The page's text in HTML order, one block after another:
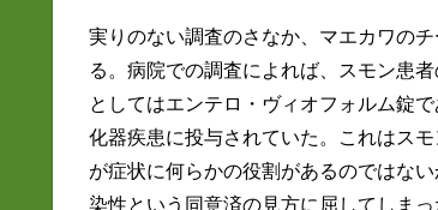
実りのない調査のさなか、マエカワの
る。病院での調査によれば、スモン患
としてはエンテロ・ヴィオフォルム錠
化器疾患に投与されていた。これはス
が症状に何らかの役割があるのではな
染性という同意済の見方に屈してしま